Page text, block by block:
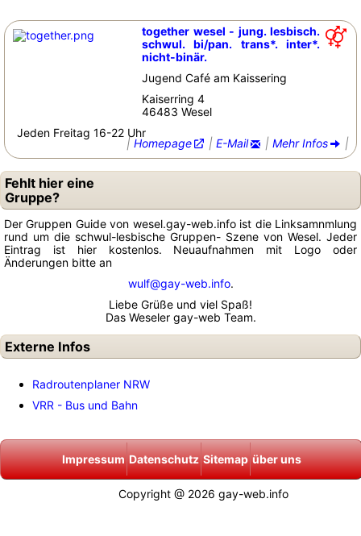
together wesel - jung. lesbisch.
schwul. bi/pan. trans*. inter*.
nicht-binär.
Jugend Café am Kaissering
Kaiserring 4
46483 Wesel
Jeden Freitag 16-22 Uhr
| Homepage | E-Mail | Mehr Infos |
Fehlt hier eine
Gruppe?
Der Gruppen Guide von wesel.gay-web.info ist die Linksamnmlung
rund um die schwul-lesbische Gruppen- Szene von Wesel. Jeder
Eintrag ist hier kostenlos. Neuaufnahmen mit Logo oder
Änderungen bitte an
wulf@gay-web.info.
Liebe Grüße und viel Spaß!
Das Weseler gay-web Team.
Externe Infos
Radroutenplaner NRW
VRR - Bus und Bahn
Impressum Datenschutz Sitemap über uns
Copyright @ 2026 gay-web.info